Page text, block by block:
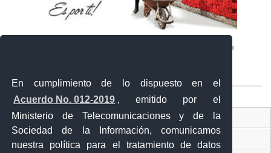
En cumplimiento de lo dispuesto en el
Acuerdo No. 012-2019 , emitido por el
Ministerio de Telecomunicaciones y de la
Sociedad de la Información, comunicamos
nuestra política para el tratamiento de datos
Ventanilla Única Virtual
Ventanilla Única de Comercio Exterior